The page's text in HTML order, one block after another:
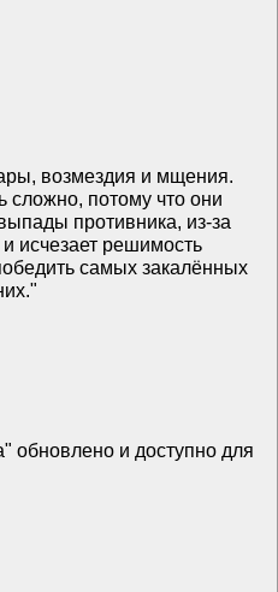
возмездия и мщения.
сложно, потому что они
противника, из-за
и исчезает решимость
самых закалённых
и доступно для